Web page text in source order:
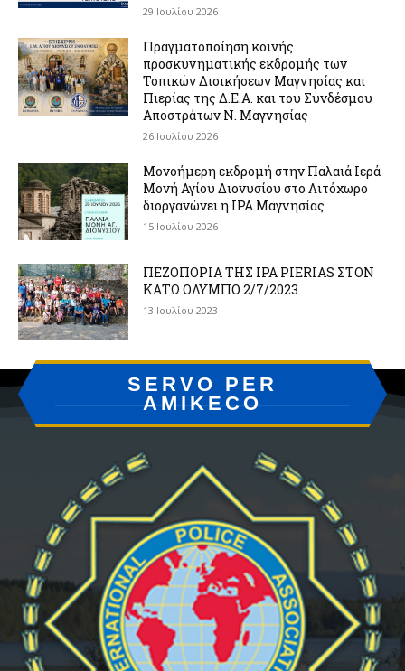
29 Ιουλίου 2026
Πραγματοποίηση κοινής
προσκυνηματικής εκδρομής των
Τοπικών Διοικήσεων Μαγνησίας και
Πιερίας της Δ.Ε.Α. και του Συνδέσμου
Αποστράτων Ν. Μαγνησίας
26 Ιουλίου 2026
Μονοήμερη εκδρομή στην Παλαιά Ιερά
Μονή Αγίου Διονυσίου στο Λιτόχωρο
διοργανώνει η IPA Μαγνησίας
15 Ιουλίου 2026
ΠΕΖΟΠΟΡΙΑ ΤΗΣ IPA PIERIAS ΣΤΟΝ
ΚΑΤΩ ΟΛΥΜΠΟ 2/7/2023
13 Ιουλίου 2023
SERVO PER
AMIKECO